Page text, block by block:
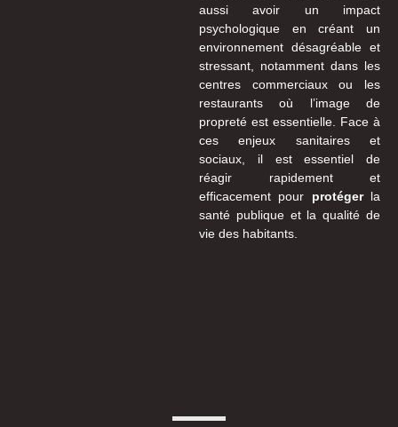
aussi avoir un impact
psychologique en créant un
environnement désagréable et
stressant, notamment dans les
centres commerciaux ou les
restaurants où l’image de
propreté est essentielle. Face à
ces enjeux sanitaires et
sociaux, il est essentiel de
réagir rapidement et
efficacement pour protégerla
santé publique et la qualité de
vie des habitants.